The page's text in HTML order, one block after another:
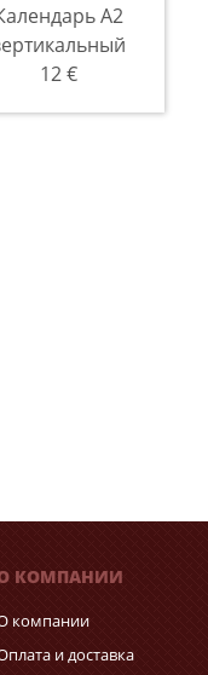
A2
12 €
КОМПАНИИ
компании
и доставка